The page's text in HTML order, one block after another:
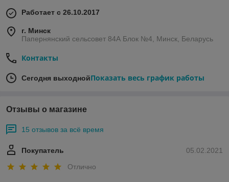
Работает с 26.10.2017
г. Минск
Папернянский сельсовет 84А Блок №4, Минск, Беларусь
Контакты
Сегодня выходнойПоказать весь график работы
Отзывы о магазине
15 отзывов за всё время
05.02.2021
Покупатель
Отлично